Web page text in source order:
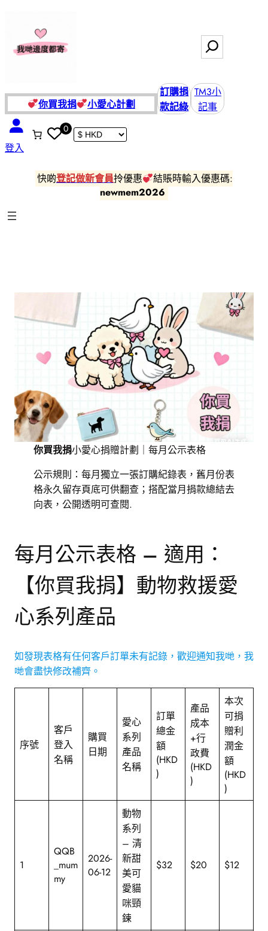
你買我捐 小愛心計劃
訂購捐
款記綠
TM3小
記事
登入
0
快啲登記做新會員拎優惠
結賬時輸入優惠碼:
newmem2026
你買我捐小愛心捐贈計劃｜每月公示表格
公示規則：每月獨立一張訂購紀錄表，舊月份表
格永久留存頁底可供翻查；搭配當月捐款總結去
向表，公開透明可查閱.
每月公示表格 – 適用：
【你買我捐】動物救援愛
心系列產品
如發現表格有任何客戶訂單未有記錄，歡迎通知我哋，我
哋會盡快修改補齊。
序號
客戶
登入
名稱
購買
日期
愛心
系列
產品
名稱
訂單
總金
額
(HKD
)
產品
成本
+行
政費
(HKD
)
本次
可捐
贈利
潤金
額
(HKD
)
1
QQB
_mum
my
2026-
06-12
動物
系列
– 清
新甜
美可
愛貓
咪頸
鍊
$32 $20 $12